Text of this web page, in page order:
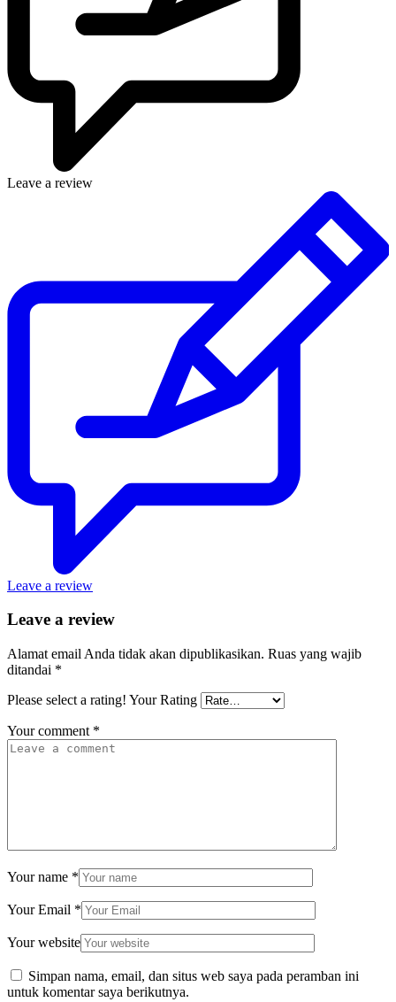
Leave a review
Leave a review
Leave a review
Alamat email Anda tidak akan dipublikasikan. Ruas yang wajib
ditandai *
Please select a rating! Your Rating
Your comment *
Your name *
Your Email *
Your website
Simpan nama, email, dan situs web saya pada peramban ini
untuk komentar saya berikutnya.